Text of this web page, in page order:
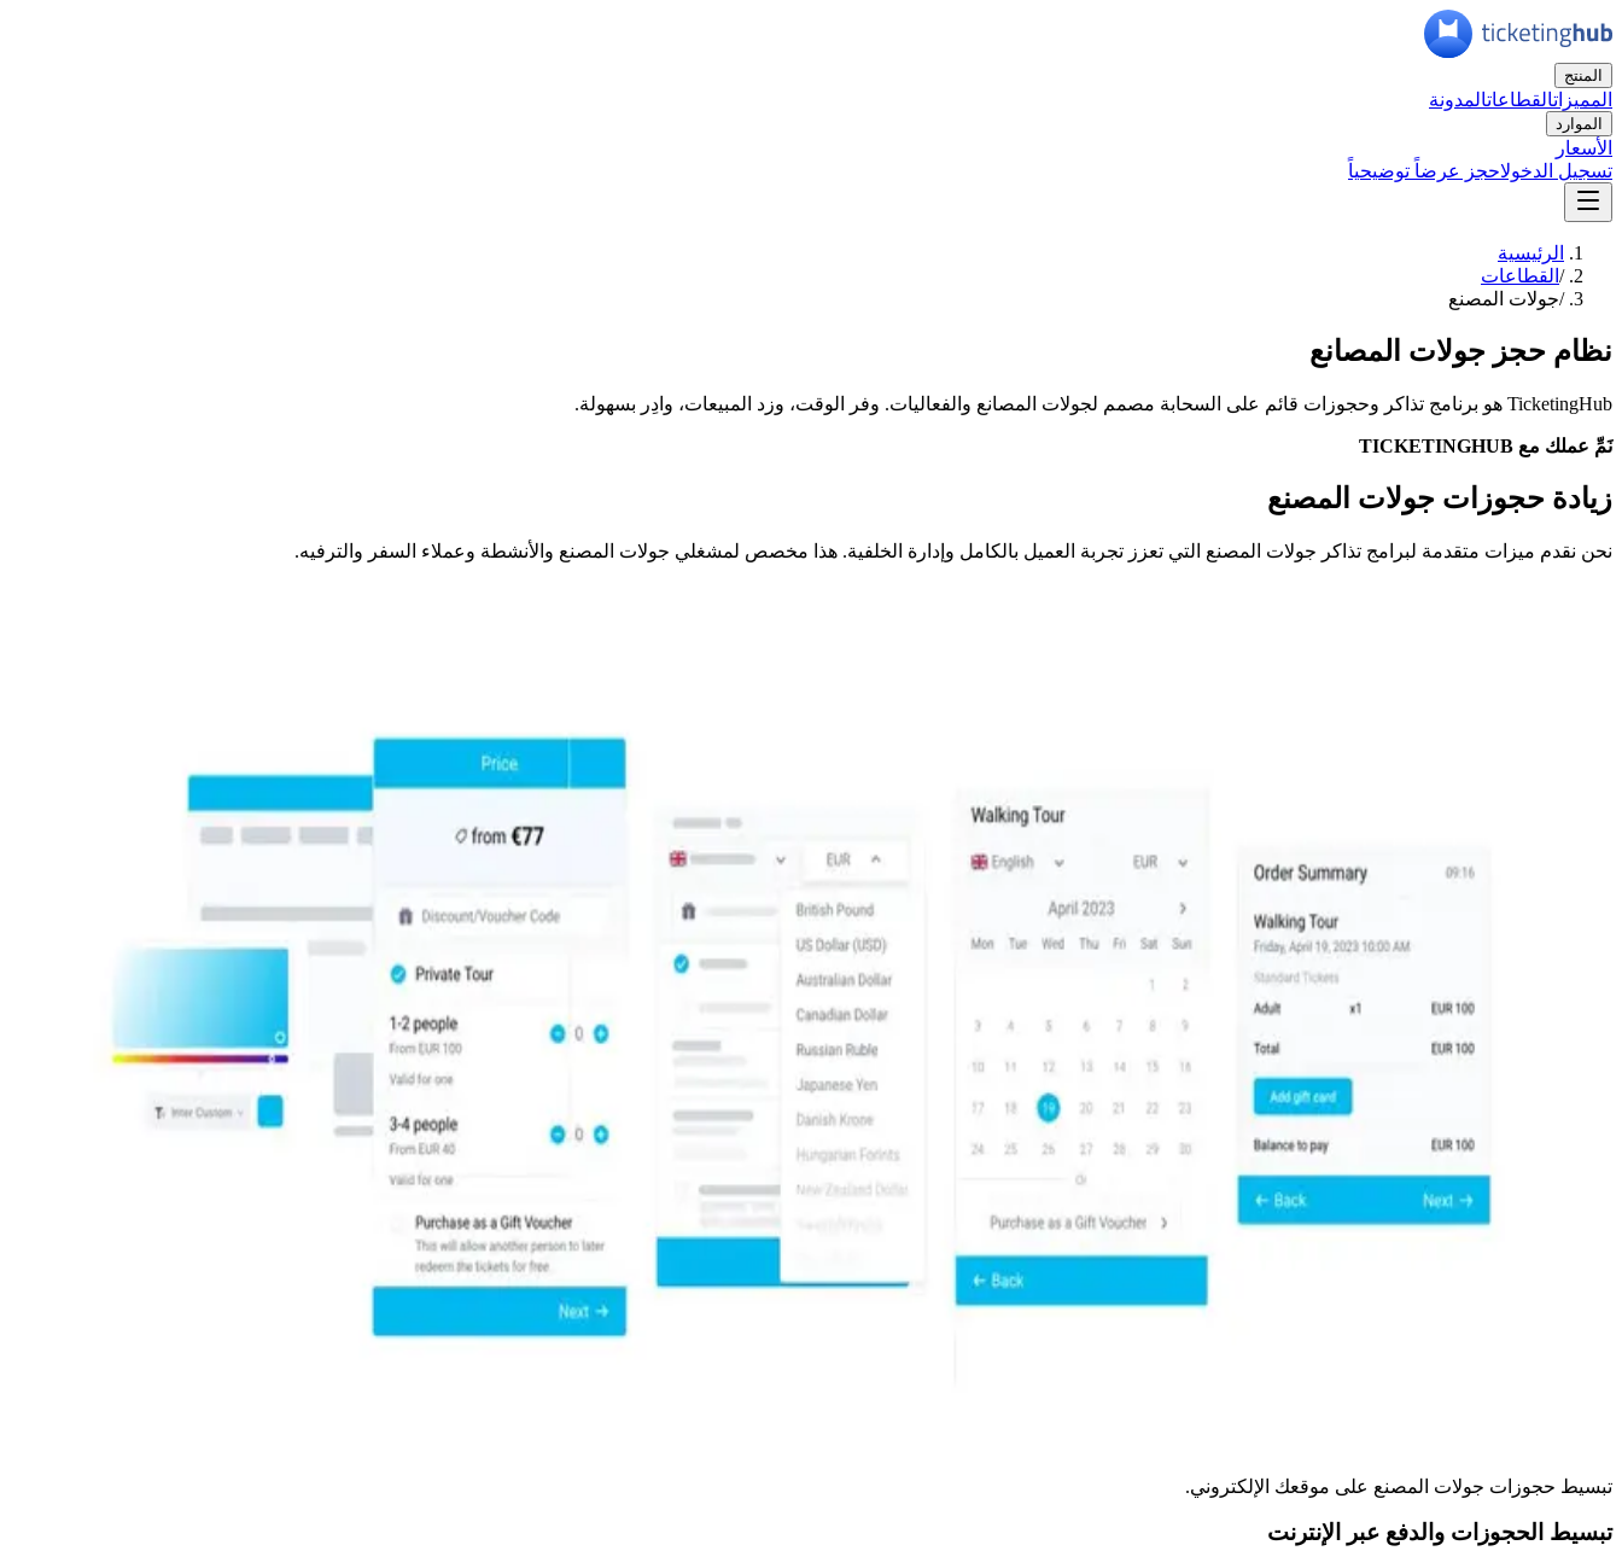
المنتج
المميزاتالقطاعاتالمدونة
الموارد
الأسعار
تسجيل الدخولاحجز عرضاً توضيحياً
الرئيسية
/ القطاعات
/جولات المصنع
نظام حجز جولات المصانع
TicketingHub هو برنامج تذاكر وحجوزات قائم على السحابة مصمم لجولات المصانع والفعاليات. وفر الوقت، وزد المبيعات، وادِر بسهولة.
نَمِّ عملك مع TICKETINGHUB
زيادة حجوزات جولات المصنع
نحن نقدم ميزات متقدمة لبرامج تذاكر جولات المصنع التي تعزز تجربة العميل بالكامل وإدارة الخلفية. هذا مخصص لمشغلي جولات المصنع والأنشطة وعملاء السفر والترفيه.
تبسيط حجوزات جولات المصنع على موقعك الإلكتروني.
تبسيط الحجوزات والدفع عبر الإنترنت